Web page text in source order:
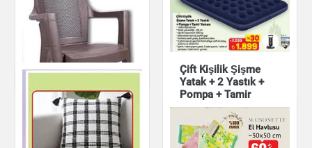
Ev & Dekorasyon
Golf Koltuk
Ev & Dekorasyon
Çift Kişilik Şişme
Yatak + 2 Yastık +
Pompa + Tamir
Yaması
Ev & Dekorasyon